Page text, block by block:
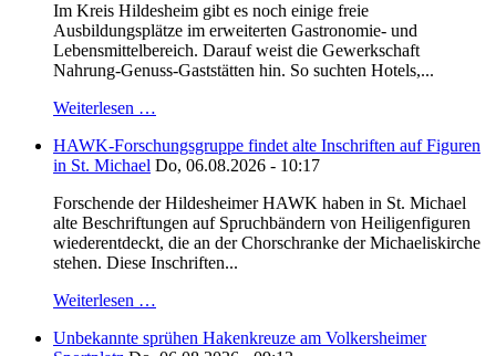
Im Kreis Hildesheim gibt es noch einige freie
Ausbildungsplätze im erweiterten Gastronomie- und
Lebensmittelbereich. Darauf weist die Gewerkschaft
Nahrung-Genuss-Gaststätten hin. So suchten Hotels,...
Weiterlesen …
HAWK-Forschungsgruppe findet alte Inschriften auf Figuren
in St. Michael Do, 06.08.2026 - 10:17
Forschende der Hildesheimer HAWK haben in St. Michael
alte Beschriftungen auf Spruchbändern von Heiligenfiguren
wiederentdeckt, die an der Chorschranke der Michaeliskirche
stehen. Diese Inschriften...
Weiterlesen …
Unbekannte sprühen Hakenkreuze am Volkersheimer